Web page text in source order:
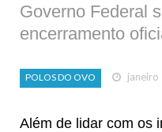
Governo Federal
encerramento
POLOS DO OVO janeiro
Além de lidar com os